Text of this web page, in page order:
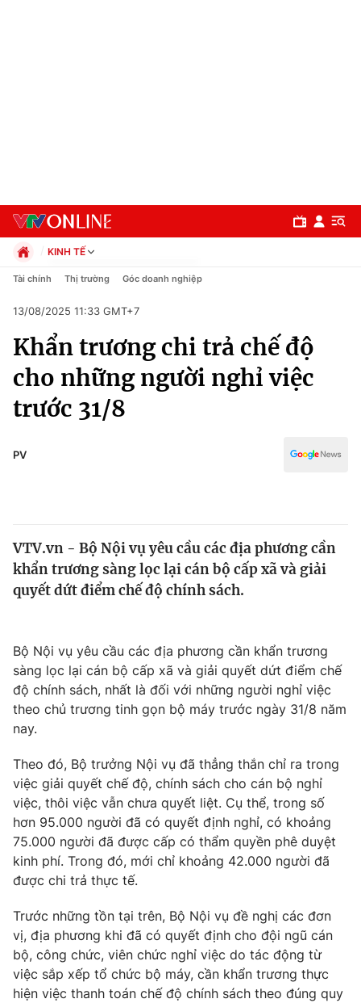
Chuyên mục
Chính trị
Xã hội
Pháp luật
Thế giới
Tin tức
Câu chuyện quốc tế
Kinh tế
Thị trường
Góc doanh nghiệp
Dữ liệu và đời sống
Truyền hình
Phim VTV
Hậu trường
Nhân vật
Khán giả
Giải sao mai
Giải trí
Điện ảnh
Âm nhạc
Sao
Đời sống
Du lịch
Làm đẹp
Chất lượng cuộc sống
Giáo dục
Tuyển sinh
Công nghệ
Hitech Công nghệ tương lai
Sản phẩm
Thị trường
Giao lưu trực tuyến
Lịch phát sóng
KINH TẾ
Chính trị
Pháp luật
Kinh tế
Thể thao
Truyền hình
Văn hóa - Giải trí
Tài chính Thị trường Góc doanh nghiệp
13/08/2025 11:33 GMT+7
Khẩn trương chi trả chế độ
cho những người nghỉ việc
trước 31/8
PV
VTV.vn - Bộ Nội vụ yêu cầu các địa phương cần
khẩn trương sàng lọc lại cán bộ cấp xã và giải
quyết dứt điểm chế độ chính sách.
Bộ Nội vụ yêu cầu các địa phương cần khẩn trương
sàng lọc lại cán bộ cấp xã và giải quyết dứt điểm chế
độ chính sách, nhất là đối với những người nghỉ việc
theo chủ trương tinh gọn bộ máy trước ngày 31/8 năm
nay.
Theo đó, Bộ trưởng Nội vụ đã thẳng thắn chỉ ra trong
việc giải quyết chế độ, chính sách cho cán bộ nghỉ
việc, thôi việc vẫn chưa quyết liệt. Cụ thể, trong số
hơn 95.000 người đã có quyết định nghỉ, có khoảng
75.000 người đã được cấp có thẩm quyền phê duyệt
kinh phí. Trong đó, mới chỉ khoảng 42.000 người đã
được chi trả thực tế.
Trước những tồn tại trên, Bộ Nội vụ đề nghị các đơn
vị, địa phương khi đã có quyết định cho đội ngũ cán
bộ, công chức, viên chức nghỉ việc do tác động từ
việc sắp xếp tổ chức bộ máy, cần khẩn trương thực
hiện việc thanh toán chế độ chính sách theo đúng quy